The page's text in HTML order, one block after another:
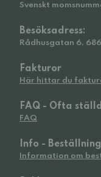
Svenskt
Besöksadress:
Rådhusgatan 6,
Fakturor
Här hittar du
FAQ - Ofta
FAQ
Info -
Information om